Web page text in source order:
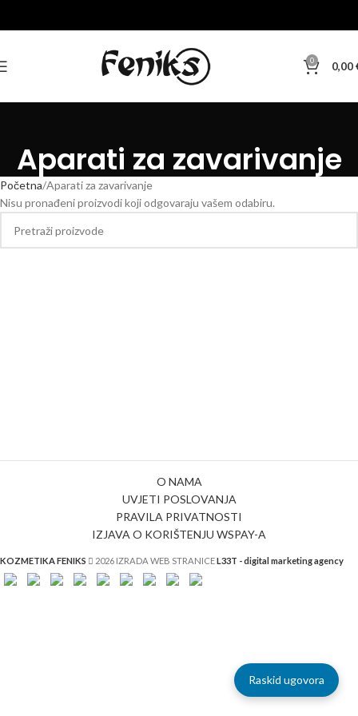
0 0,00
Aparati za zavarivanje
Početna Aparati za zavarivanje
Nisu pronađeni proizvodi koji odgovaraju vašem odabiru.
O NAMA
UVJETI POSLOVANJA
PRAVILA PRIVATNOSTI
IZJAVA O KORIŠTENJU WSPAY-A
KOZMETIKA FENIKS 2026 IZRADA WEB STRANICEL33T - digital marketing agency
Raskid ugovora